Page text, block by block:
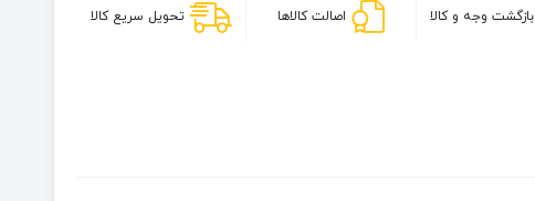
۴۶۸۱۷
بازگشت وجه و کالا اصالت کالاها تحویل سریع کالا